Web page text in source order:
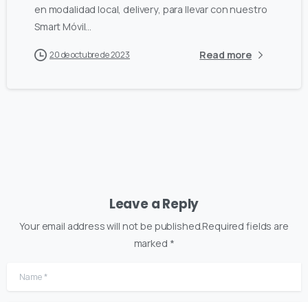
en modalidad local, delivery, para llevar con nuestro
Smart Móvil...
20 de octubre de 2023 Read more
Leave a Reply
Your email address will not be published.Required fields are
marked *
Name